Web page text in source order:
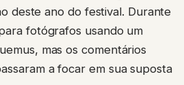
deste ano do festival. Durante
fotógrafos usando um
mas os comentários
a focar em sua suposta